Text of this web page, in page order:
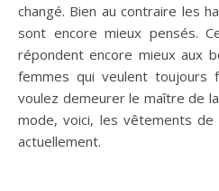
changé. Bien au contraire les
sont encore mieux pensés.
répondent encore mieux aux
femmes qui veulent toujours
voulez demeurer le maître de
mode, voici, les vêtements
actuellement.